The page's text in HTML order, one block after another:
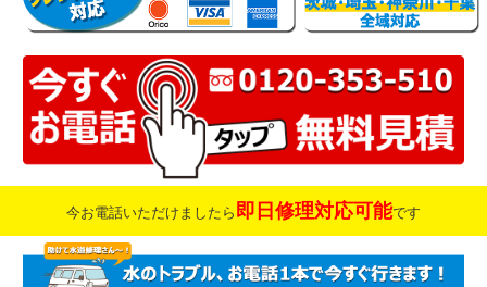
今お電話いただけましたら 即日修理対応可能です